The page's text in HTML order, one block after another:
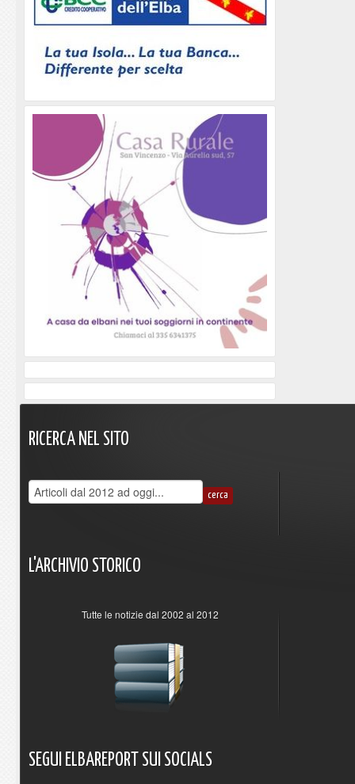
RICERCA NEL SITO
L'ARCHIVIO STORICO
Tutte le notizie dal 2002 al 2012
SEGUI ELBAREPORT SUI SOCIALS